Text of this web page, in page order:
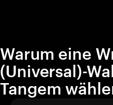
Warum eine
(Universal)-
Tangem